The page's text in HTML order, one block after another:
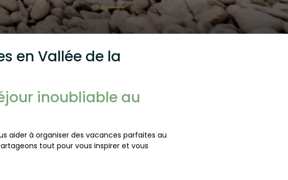
en Vallée de la
inoubliable au
aider à organiser des vacances parfaites au
tout pour vous inspirer et vous